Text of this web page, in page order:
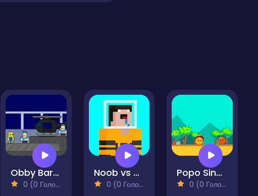
Obby Barry Prison Run
0 (0 Голосів)
Noob vs Hacker Diver Suit
0 (0 Голосів)
Popo Singer
0 (0 Голосів)